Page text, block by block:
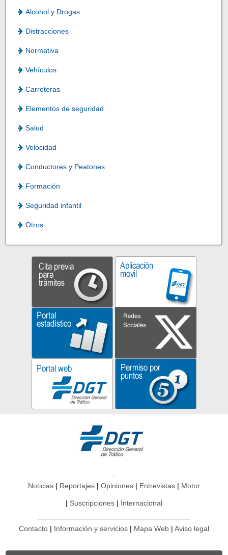
Alcohol y Drogas
Distracciones
Normativa
Vehículos
Carreteras
Elementos de seguridad
Salud
Velocidad
Conductores y Peatones
Formación
Seguridad infantil
Otros
Noticias Reportajes Opiniones Entrevistas Motor
Suscripciones Internacional
Contacto Información y servicios Mapa Web Aviso legal